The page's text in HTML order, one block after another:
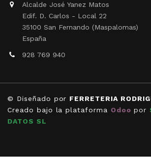
Alcalde José Yanez Matos
Edif. D. Carlos - Local 22
35100 San Fernando (Maspalomas)
España
928 769 940
© Diseñado por FERRETERIA
Creado bajo la plataforma Odoo por
DATOS SL